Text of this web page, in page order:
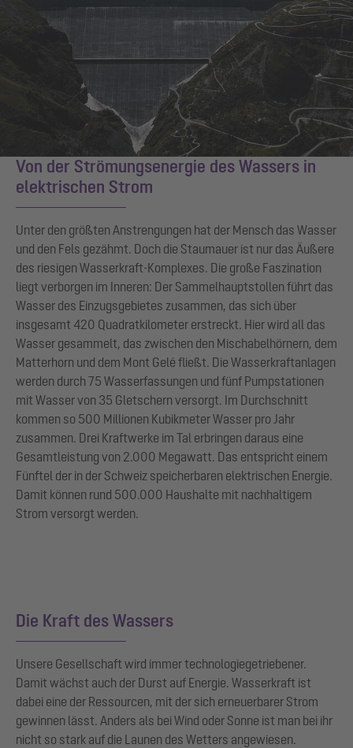
Von der Strömungsenergie des Wassers in
elektrischen Strom
Unter den größten Anstrengungen hat der Mensch das Wasser
und den Fels gezähmt. Doch die Staumauer ist nur das Äußere
des riesigen Wasserkraft-Komplexes. Die große Faszination
liegt verborgen im Inneren: Der Sammelhauptstollen führt das
Wasser des Einzugsgebietes zusammen, das sich über
insgesamt 420 Quadratkilometer erstreckt. Hier wird all das
Wasser gesammelt, das zwischen den Mischabelhörnern, dem
Matterhorn und dem Mont Gelé fließt. Die Wasserkraftanlagen
werden durch 75 Wasserfassungen und fünf Pumpstationen
mit Wasser von 35 Gletschern versorgt. Im Durchschnitt
kommen so 500 Millionen Kubikmeter Wasser pro Jahr
zusammen. Drei Kraftwerke im Tal erbringen daraus eine
Gesamtleistung von 2.000 Megawatt. Das entspricht einem
Fünftel der in der Schweiz speicherbaren elektrischen Energie.
Damit können rund 500.000 Haushalte mit nachhaltigem
Strom versorgt werden.
Die Kraft des Wassers
Unsere Gesellschaft wird immer technologiegetriebener.
Damit wächst auch der Durst auf Energie. Wasserkraft ist
dabei eine der Ressourcen, mit der sich erneuerbarer Strom
gewinnen lässt. Anders als bei Wind oder Sonne ist man bei ihr
nicht so stark auf die Launen des Wetters angewiesen.